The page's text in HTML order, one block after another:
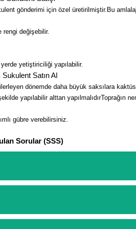
gönderimi için özel üretirilmiştir.Bu
rengi değişebilir.
yetiştiriciliği yapılabilir.
dönemde daha büyük saksılara
yapılabilir alttan yapılmalıdırToprağın
gübre verebilirsiniz.
Sorular (SSS)
sonra havale/eft veya sipariş